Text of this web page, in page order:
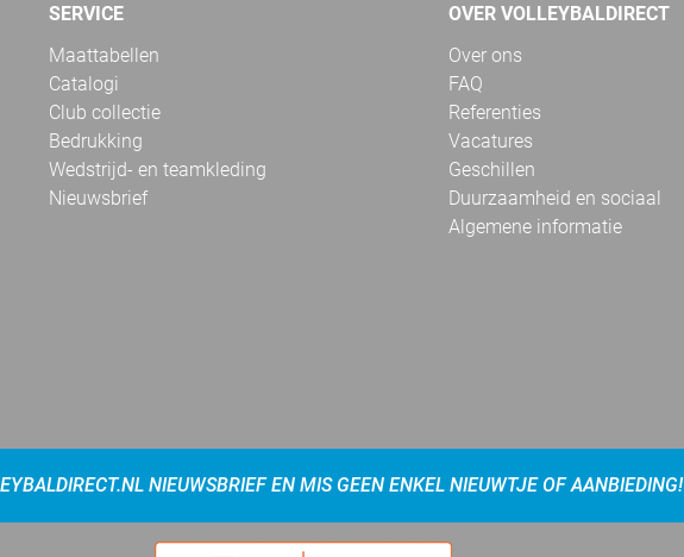
SERVICE
Maattabellen
Catalogi
Club collectie
Bedrukking
Wedstrijd- en teamkleding
Nieuwsbrief
OVER VOLLEYBALDIRECT
Over ons
FAQ
Referenties
Vacatures
Geschillen
Duurzaamheid en sociaal
Algemene informatie
NIEUWSBRIEF EN MIS GEEN ENKEL NIEUWTJE OF AANBIEDING!